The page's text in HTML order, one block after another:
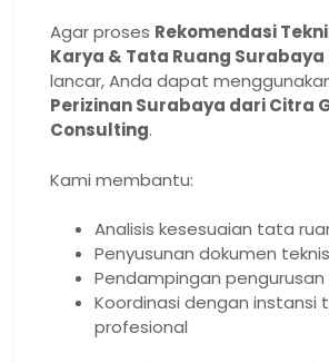
Agar proses Rekomendasi
Karya & Tata Ruang Surabaya
lancar, Anda dapat
Perizinan Surabaya dari Citra
Consulting.
Kami membantu:
Analisis kesesuaian tata
Penyusunan dokumen
Pendampingan pengurusan
Koordinasi dengan instansi
profesional